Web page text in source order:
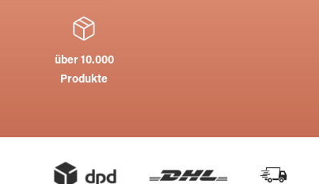
über 10.000
Produkte